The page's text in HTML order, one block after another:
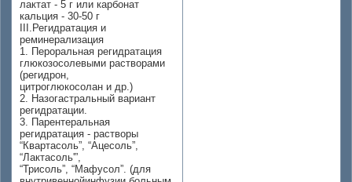
лактат - 5 г или карбонат
кальция - 30-50 г
III.Регидратация и
реминерализация
1. Пероральная регидратация
глюкозосолевыми растворами
(регидрон,
цитроглюкосолан и др.)
2. Назогастральный вариант
регидратации.
3. Парентеральная
регидратация - растворы
“Квартасоль”, “Ацесоль”,
“Лактасоль'”,
“Трисоль”, “Мафусол”. (для